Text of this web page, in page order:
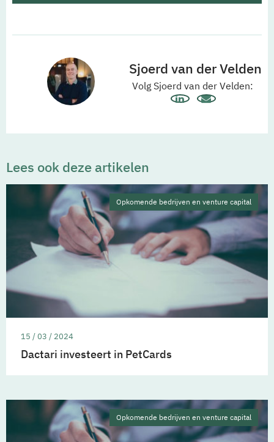
Sjoerd van der Velden
Volg Sjoerd van der Velden:
Lees ook deze artikelen
Opkomende bedrijven en venture capital
15 / 03 / 2024
Dactari investeert in PetCards
Opkomende bedrijven en venture capital